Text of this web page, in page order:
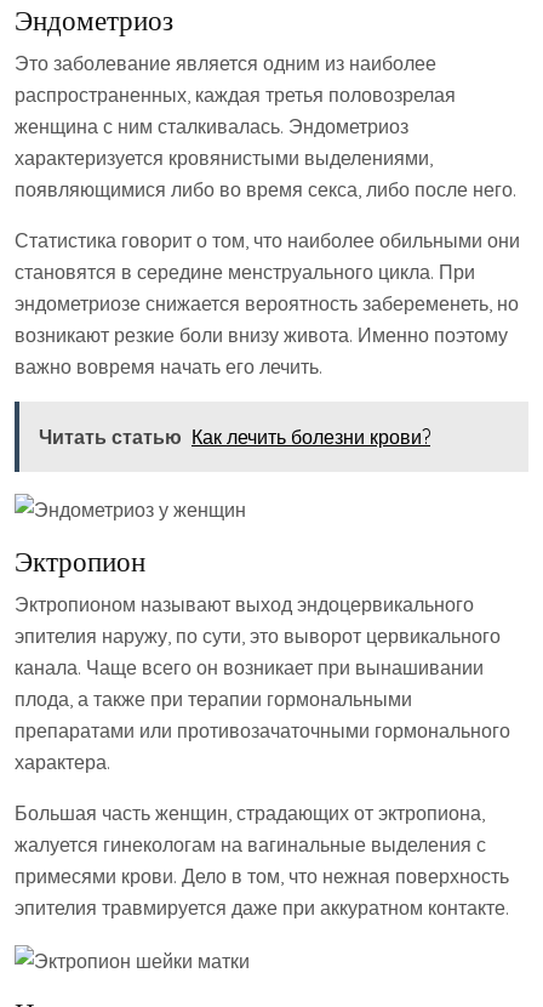
Эндометриоз
Это заболевание является одним из наиболее
распространенных, каждая третья половозрелая
женщина с ним сталкивалась. Эндометриоз
характеризуется кровянистыми выделениями,
появляющимися либо во время секса, либо после него.
Статистика говорит о том, что наиболее обильными они
становятся в середине менструального цикла. При
эндометриозе снижается вероятность забеременеть, но
возникают резкие боли внизу живота. Именно поэтому
важно вовремя начать его лечить.
Читать статью Как лечить болезни крови?
Эктропион
Эктропионом называют выход эндоцервикального
эпителия наружу, по сути, это выворот цервикального
канала. Чаще всего он возникает при вынашивании
плода, а также при терапии гормональными
препаратами или противозачаточными гормонального
характера.
Большая часть женщин, страдающих от эктропиона,
жалуется гинекологам на вагинальные выделения с
примесями крови. Дело в том, что нежная поверхность
эпителия травмируется даже при аккуратном контакте.